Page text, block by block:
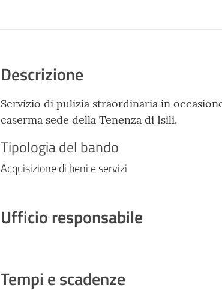
Descrizione
Servizio di pulizia straordinaria in
caserma sede della Tenenza di Isili.
Tipologia del bando
Acquisizione di beni e servizi
Ufficio responsabile
Tempi e scadenze